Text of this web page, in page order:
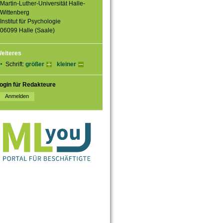
Martin-Luther-Universität Halle-
Wittenberg
Institut für Psychologie
06099 Halle (Saale)
Schrift: größer kleiner
für Redakteure